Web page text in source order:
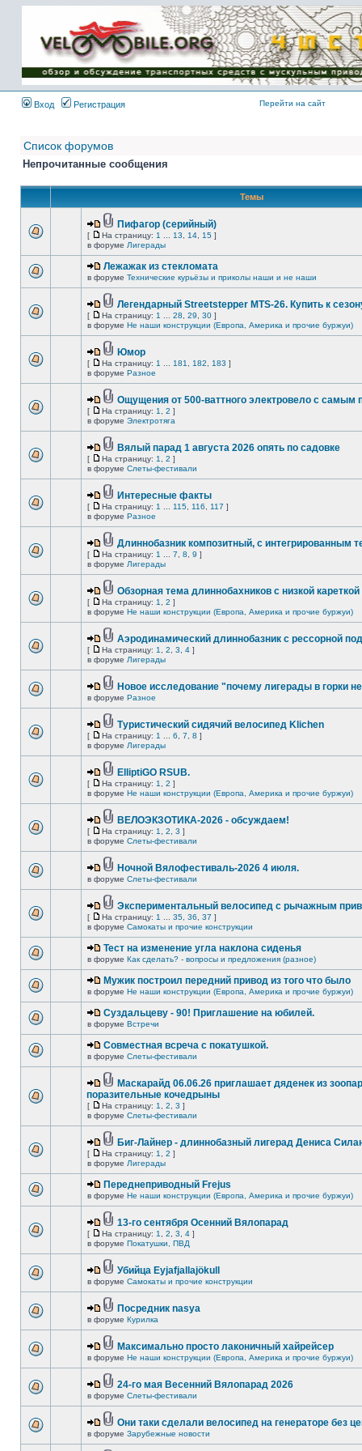
Имя пользователя:
Пароль:
{ LOG_ME_IN_SHORT
}
Вход
Регистрация Перейти на сайт
Список форумов
Непрочитанные сообщения
Темы
Пифагор (серийный)
[ На страницу: 1 13 14 15 ]
в форуме Лигерады
Лежажак из стекломата
в форуме Технические курьёзы и приколы наши и не наши
Легендарный Streetstepper MTS-26. Купить к
[ На страницу: 1 28 29 30 ]
в форуме Не наши конструкции (Европа, Америка и прочие буржуи)
Юмор
[ На страницу: 1 181 182 183 ]
в форуме Разное
Ощущения от 500-ваттного электровело с самым
[ На страницу: 1 2 ]
в форуме Электротяга
Вялый парад 1 августа 2026 опять по садовке
[ На страницу: 1 2 ]
в форуме Слеты-фестивали
Интересные факты
[ На страницу: 1 115 116 117 ]
в форуме Разное
Длиннобазник композитный, с интегрированным
[ На страницу: 1 7 8 9 ]
в форуме Лигерады
Обзорная тема длиннобахников с низкой кареткой
[ На страницу: 1 2 ]
в форуме Не наши конструкции (Европа, Америка и прочие буржуи)
Аэродинамический длиннобазник с рессорной
[ На страницу: 1 2 3 4 ]
в форуме Лигерады
Новое исследование "почему лигерады в горки
в форуме Разное
Туристический сидячий велосипед Klichen
[ На страницу: 1 6 7 8 ]
в форуме Лигерады
ElliptiGO RSUB.
[ На страницу: 1 2 ]
в форуме Не наши конструкции (Европа, Америка и прочие буржуи)
ВЕЛОЭКЗОТИКА-2026 - обсуждаем!
[ На страницу: 1 2 3 ]
в форуме Слеты-фестивали
Ночной Вялофестиваль-2026 4 июля.
в форуме Слеты-фестивали
Экспериментальный велосипед с рычажным
[ На страницу: 1 35 36 37 ]
в форуме Самокаты и прочие конструкции
Тест на изменение угла наклона сиденья
в форуме Как сделать? - вопросы и предложения (разное)
Мужик построил передний привод из того что было
в форуме Не наши конструкции (Европа, Америка и прочие буржуи)
Суздальцеву - 90! Приглашение на юбилей.
в форуме Встречи
Совместная всреча с покатушкой.
в форуме Слеты-фестивали
Маскарайд 06.06.26 приглашает дяденек из
поразительные кочедрыны
[ На страницу: 1 2 3 ]
в форуме Слеты-фестивали
Биг-Лайнер - длиннобазный лигерад Дениса
[ На страницу: 1 2 ]
в форуме Лигерады
Переднеприводный Frejus
в форуме Не наши конструкции (Европа, Америка и прочие буржуи)
13-го сентября Осенний Вялопарад
[ На страницу: 1 2 3 4 ]
в форуме Покатушки, ПВД
Убийца Eyjafjallajökull
в форуме Самокаты и прочие конструкции
Посредник nasya
в форуме Курилка
Максимально просто лаконичный хайрейсер
в форуме Не наши конструкции (Европа, Америка и прочие буржуи)
24-го мая Весенний Вялопарад 2026
в форуме Слеты-фестивали
Они таки сделали велосипед на генераторе без
в форуме Зарубежные новости